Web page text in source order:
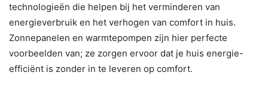
technologieën die helpen bij het verminderen van
energieverbruik en het verhogen van comfort in huis.
Zonnepanelen en warmtepompen zijn hier perfecte
voorbeelden van; ze zorgen ervoor dat je huis energie-
efficiënt is zonder in te leveren op comfort.